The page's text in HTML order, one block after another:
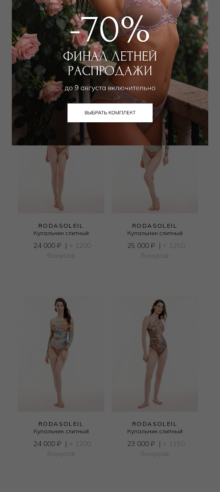
RODASOLEIL
Купальник слитный с мягкой
чашкой
25 000 |+ 1250
бонусов
RODASOLEIL
Купальник слитный
24 000
+ 1200
бонусов
RODASOLEIL
Купальник слитный
24 000 ₽ | + 1200
бонусов
RODASOLEIL
Купальник слитный
25 000 ₽ | + 1250
бонусов
RODASOLEIL
Купальник слитный
24 000 ₽ | + 1200
бонусов
RODASOLEIL
Купальник слитный
23 000 ₽ | + 1150
бонусов